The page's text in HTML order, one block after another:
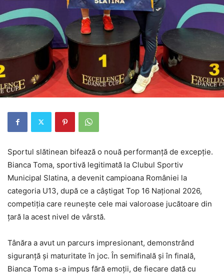
Sportul slătinean bifează o nouă performanță de excepție.
Bianca Toma, sportivă legitimată la Clubul Sportiv
Municipal Slatina, a devenit campioana României la
categoria U13, după ce a câștigat Top 16 Național 2026,
competiția care reunește cele mai valoroase jucătoare din
țară la acest nivel de vârstă.
Tânăra a avut un parcurs impresionant, demonstrând
siguranță și maturitate în joc. În semifinală și în finală,
Bianca Toma s-a impus fără emoții, de fiecare dată cu